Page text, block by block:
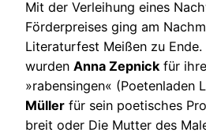
Mit der Verleihung eines
Förderpreises ging am
Literaturfest Meißen zu
wurden Anna Zepnick für
»rabensingen« (Poetenladen
Müller für sein poetisches
breit oder Die Mutter des